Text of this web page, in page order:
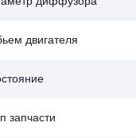
двигателя
запчасти